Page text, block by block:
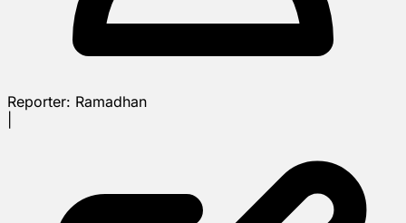
Reporter: Ramadhan